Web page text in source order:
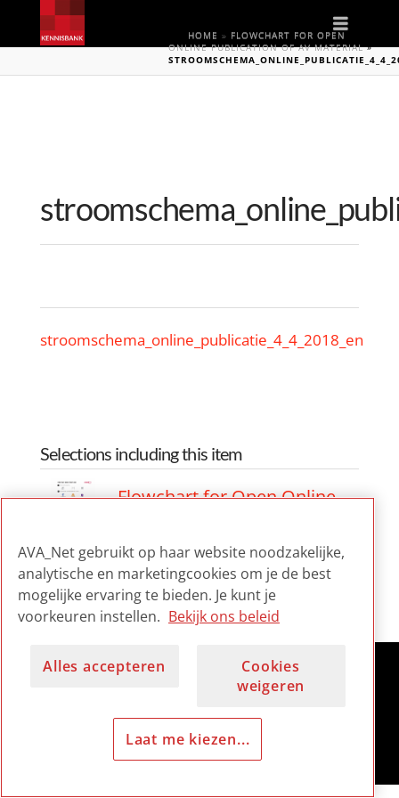
HOME » FLOWCHART FOR OPEN
ONLINE PUBLICATION OF AV MATERIAL»
stroomschema_online_publicatie_4_4_2018_en
Selections including this item
Flowchart for Open Online
Flowchart for Open Online
Publication of AV Material
AVA_Net gebruikt op haar website noodzakelijke,
analytische en marketingcookies om je de best
mogelijke ervaring te bieden. Je kunt je
voorkeuren instellen. Bekijk ons beleid
Alles accepteren
Cookies
weigeren
Laat me kiezen...